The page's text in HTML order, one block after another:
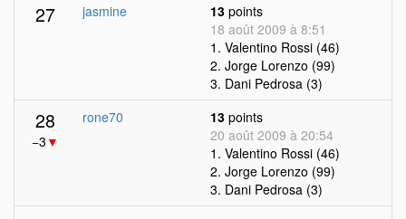
27 jasmine 13 points
18 août 2009 à 8:51
1. Valentino Rossi (46)
2. Jorge Lorenzo (99)
3. Dani Pedrosa (3)
28
−3 ▼
rone70 13 points
20 août 2009 à 20:54
1. Valentino Rossi (46)
2. Jorge Lorenzo (99)
3. Dani Pedrosa (3)